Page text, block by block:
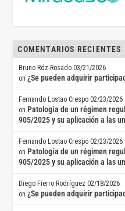
COMENTARIOS RECIENTES
Bruno Rdz-Rosado 03/21/2026
on¿Se pueden adquirir
Fernando Lostao Crespo 02/23/2026
on Patología de un régimen
905/2025 y su aplicación a las
Fernando Lostao Crespo 02/23/2026
on Patología de un régimen
905/2025 y su aplicación a las
Diego Fierro Rodríguez 02/18/2026
on¿Se pueden adquirir